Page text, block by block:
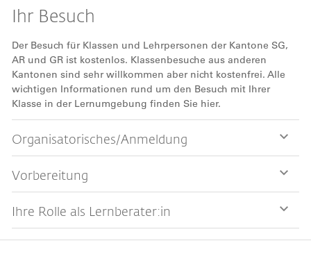
Ihr Besuch
Der Besuch für Klassen und Lehrpersonen der Kantone SG,
AR und GR ist kostenlos. Klassenbesuche aus anderen
Kantonen sind sehr willkommen aber nicht kostenfrei. Alle
wichtigen Informationen rund um den Besuch mit Ihrer
Klasse in der Lernumgebung finden Sie hier.
Organisatorisches/Anmeldung
Vorbereitung
Ihre Rolle als Lernberater:in